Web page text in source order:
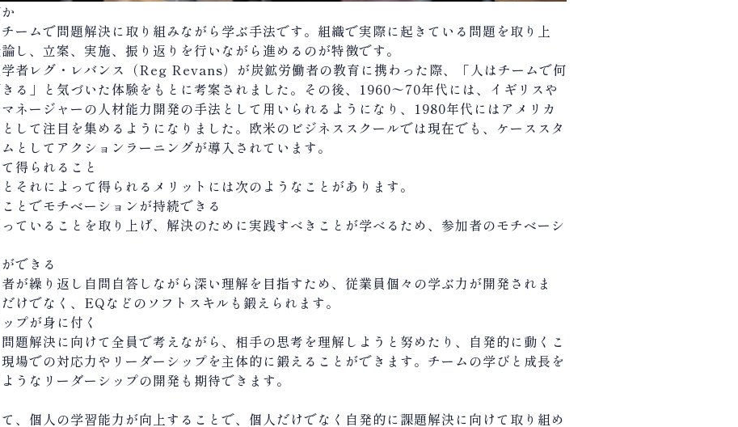
ームで問題解決に取り組みながら学ぶ手法です。組織で実際に起きている問題を取り上
し、立案、実施、振り返りを行いながら進めるのが特徴です。
者レグ・レバンス（Reg Revans）が炭鉱労働者の教育に携わった際、「人はチームで何
る」と気づいた体験をもとに考案されました。その後、 1960〜70年代には、イギリスや
ネージャーの人材能力開発の手法として用いられるようになり、 1980年代にはアメリカ
して注目を集めるようになりました。欧米のビジネススクールでは現在でも、ケーススタ
としてアクションラーニングが導入されています。
得られること
それによって得られるメリットには次のようなことがあります。
とでモチベーションが持続できる
ていることを取り上げ、解決のために実践すべきことが学べるため、参加者のモチベーシ
できる
が繰り返し自問自答しながら深い理解を目指すため、従業員個々の学ぶ力が開発されま
けでなく、 EQなどのソフトスキルも鍛えられます。
プが身に付く
題解決に向けて全員で考えながら、相手の思考を理解しようと努めたり、自発的に動くこ
場での対応力やリーダーシップを主体的に鍛えることができます。チームの学びと成長を
うなリーダーシップの開発も期待できます。
、個人の学習能力が向上することで、個人だけでなく自発的に課題解決に向けて取り組め